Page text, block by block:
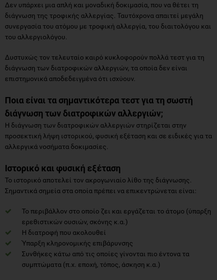
Δεν υπάρχει μια απλή και μοναδική δοκιμασία, που να θέτει τη
διάγνωση της τροφικής αλλεργίας. Ταυτόχρονα απαιτεί μεγάλη
συνεργασία του ατόμου με τροφική αλλεργία, του διαιτολόγου και
του αλλεργιολόγου.
Δυστυχώς τον τελευταίο καιρό κυκλοφορούν πολλά τεστ για τη
διάγνωση των διατροφικών αλλεργιών, τα οποία δεν είναι
επιστημονικά αποδεδειγμένα ότι ισχύουν.
Ποια είναι τα σημαντικότερα τεστ για τη σωστή
διάγνωση των διατροφικών αλλεργιών;
Η διάγνωση των διατροφικών αλλεργιών στηρίζεται στην
προσεκτική λήψη ιστορικού, φυσική εξέταση και σε ειδικές για τα
αλλεργικά νοσήματα δοκιμασίες.
Ιστορικό και φυσική εξέταση
Το ιστορικό αποτελεί τον ακρογωνιαίο λίθο της διάγνωσης.
Σημαντικά σημεία στα οποία πρέπει να επικεντρώνεται είναι:
Το περιβάλλον στο οποίο ζει και εργάζεται το άτομο (ύπαρξη
ερεθιστικών ουσιών, σκόνης κ.α.)
Η διατροφή που ακολουθεί
Ύπαρξη κληρονομικής επιβάρυνσης
Συνθήκες κάτω από τις οποίες γίνονται πιο έντονα τα
συμπτώματα (π.χ. εποχή, τόπος, άσκηση κ.α.)